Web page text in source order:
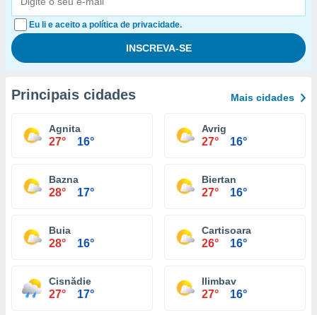
Eu li e aceito a política de privacidade.
Principais cidades Mais cidades
Agnita
27° 16°
Avrig
27° 16°
Bazna
28° 17°
Biertan
27° 16°
Buia
28° 16°
Cartisoara
26° 16°
Cisnădie
27° 17°
Ilimbav
27° 16°